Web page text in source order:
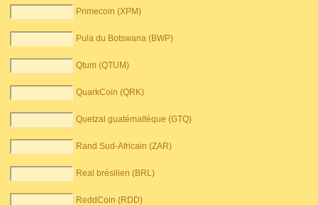
Primecoin (XPM)
Pula du Botswana (BWP)
Qtum (QTUM)
QuarkCoin (QRK)
Quetzal guatémaltèque (GTQ)
Rand Sud-Africain (ZAR)
Real brésilien (BRL)
ReddCoin (RDD)